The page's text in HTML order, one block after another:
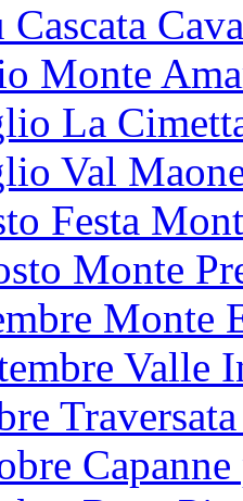
Monte
La
Val
Festa
Monte
Monte
Valle